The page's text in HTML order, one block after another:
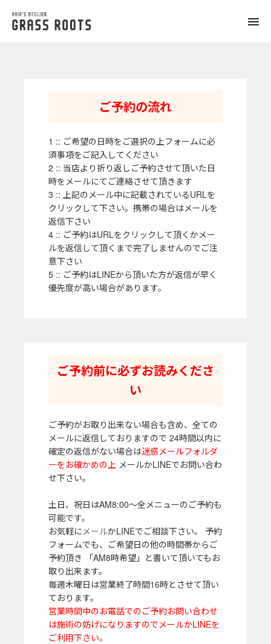
toggle
ご予約の流れ
1 :: ご希望の日時をご選択の上フォームに必
須事項をご記入してください
2 :: 当店より折り返しご予約させて頂いた日
時をメールにてご連絡させて頂きます
3 :: 上記のメール中に記載されているURLを
クリックして下さい。携帯の場合はメールを
返信下さい
4 :: ご予約はURLをクリックして頂くかメー
ルを返信して頂くまで完了しませんのでご注
意下さい
5 :: ご予約はLINEから頂いた方が返信が早く
優先度が高い場合があります。
ご予約前に必ずお読みくださ
い
ご予約がお取り出来ない場合も含め、全ての
メールに返信しておりますので 24時間以内に
確定の返信がない場合は迷惑メールフォルダ
ーをお確かめの上 メールかLINEでお問い合わ
せ下さい。
土日、祝日はAM8:00～全メニューのご予約も
可能です。
お気軽に メールかLINEでご相談下さい。 予約
フォームでも、ご希望日の他の時間帯からご
予約頂き 「AM8時希望」と書いて頂いてもお
取り出来ます。
毎週木曜日は営業終了時間16時とさせて頂い
ております。
営業時間中のお電話でのご予約お問い合わせ
は施術の妨げになりますのでメールかLINEを
ご利用下さい。